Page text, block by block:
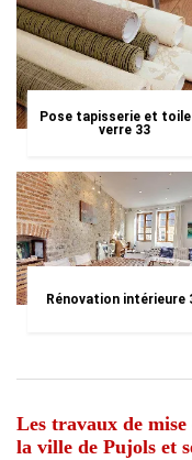
Pose tapisserie et toile
verre 33
Rénovation intérieure
Les travaux de
la ville de Pujols et